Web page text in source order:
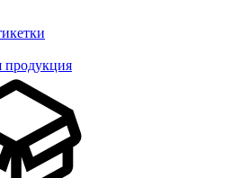
продукция